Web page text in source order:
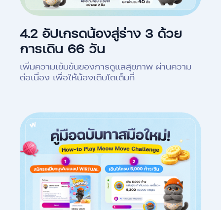
4.2 อัปเกรดน้องสู่ร่าง 3 ด้วย
การเดิน 66 วัน
เพิ่มความเข้มข้นของการดูแลสุขภาพ ผ่านความ
ต่อเนื่อง เพื่อให้น้องเติบโตเต็มที่